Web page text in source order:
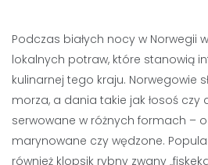
Podczas białych nocy w Norwegii
lokalnych potraw, które stanowią
kulinarnej tego kraju. Norwegowie
morza, a dania takie jak łosoś czy
serwowane w różnych formach –
marynowane czy wędzone.
również klopsik rybny zwany